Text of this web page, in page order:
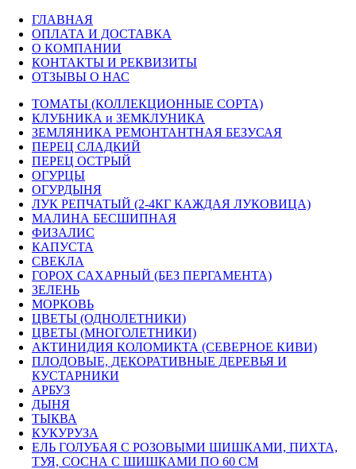
ГЛАВНАЯ
ОПЛАТА И ДОСТАВКА
О КОМПАНИИ
КОНТАКТЫ И РЕКВИЗИТЫ
ОТЗЫВЫ О НАС
ТОМАТЫ (КОЛЛЕКЦИОННЫЕ СОРТА)
КЛУБНИКА и ЗЕМКЛУНИКА
ЗЕМЛЯНИКА РЕМОНТАНТНАЯ БЕЗУСАЯ
ПЕРЕЦ СЛАДКИЙ
ПЕРЕЦ ОСТРЫЙ
ОГУРЦЫ
ОГУРДЫНЯ
ЛУК РЕПЧАТЫЙ (2-4КГ КАЖДАЯ ЛУКОВИЦА)
МАЛИНА БЕСШИПНАЯ
ФИЗАЛИС
КАПУСТА
СВЕКЛА
ГОРОХ САХАРНЫЙ (БЕЗ ПЕРГАМЕНТА)
ЗЕЛЕНЬ
МОРКОВЬ
ЦВЕТЫ (ОДНОЛЕТНИКИ)
ЦВЕТЫ (МНОГОЛЕТНИКИ)
АКТИНИДИЯ КОЛОМИКТА (СЕВЕРНОЕ КИВИ)
ПЛОДОВЫЕ, ДЕКОРАТИВНЫЕ ДЕРЕВЬЯ И
КУСТАРНИКИ
АРБУЗ
ДЫНЯ
ТЫКВА
КУКУРУЗА
ЕЛЬ ГОЛУБАЯ С РОЗОВЫМИ ШИШКАМИ, ПИХТА,
ТУЯ, СОСНА С ШИШКАМИ ПО 60 СМ